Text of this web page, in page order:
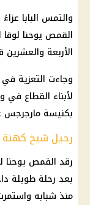
والتمس البابا
القمص يوحنا لوقا
الأربعة
وجاءت التعزية في
لأبناء القطاع
بكنيسة مارجرجس
رحيل شيخ كهنة
بعد رحلة طويلة
منذ شبابه